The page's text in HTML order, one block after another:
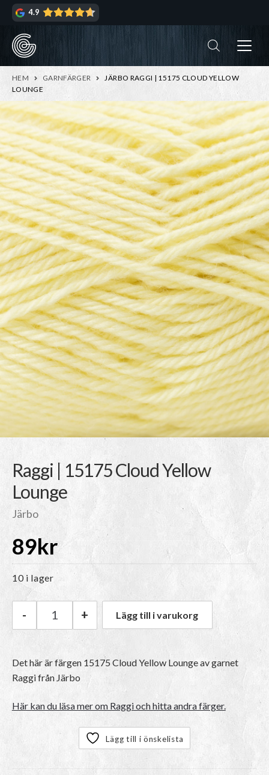
Hoppa
navigering
Hoppa
innehåll
4.9
HEM GARNFÄRGER
JÄRBO RAGGI | 15175 CLOUD YELLOW
LOUNGE
Raggi | 15175 Cloud Yellow
Lounge
Järbo
89kr
10 i lager
Järbo Raggi | 15175 Cloud Yellow Lounge
- + Lägg till i varukorg
Det här är färgen 15175 Cloud Yellow Loungeav garnet
Raggifrån Järbo
Här kan du läsa mer om Raggi och hitta andra färger.
Lägg till i önskelista